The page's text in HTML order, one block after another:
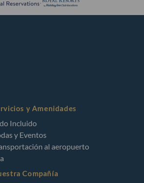
y Amenidades
Incluido
y Eventos
al aeropuerto
Compañía